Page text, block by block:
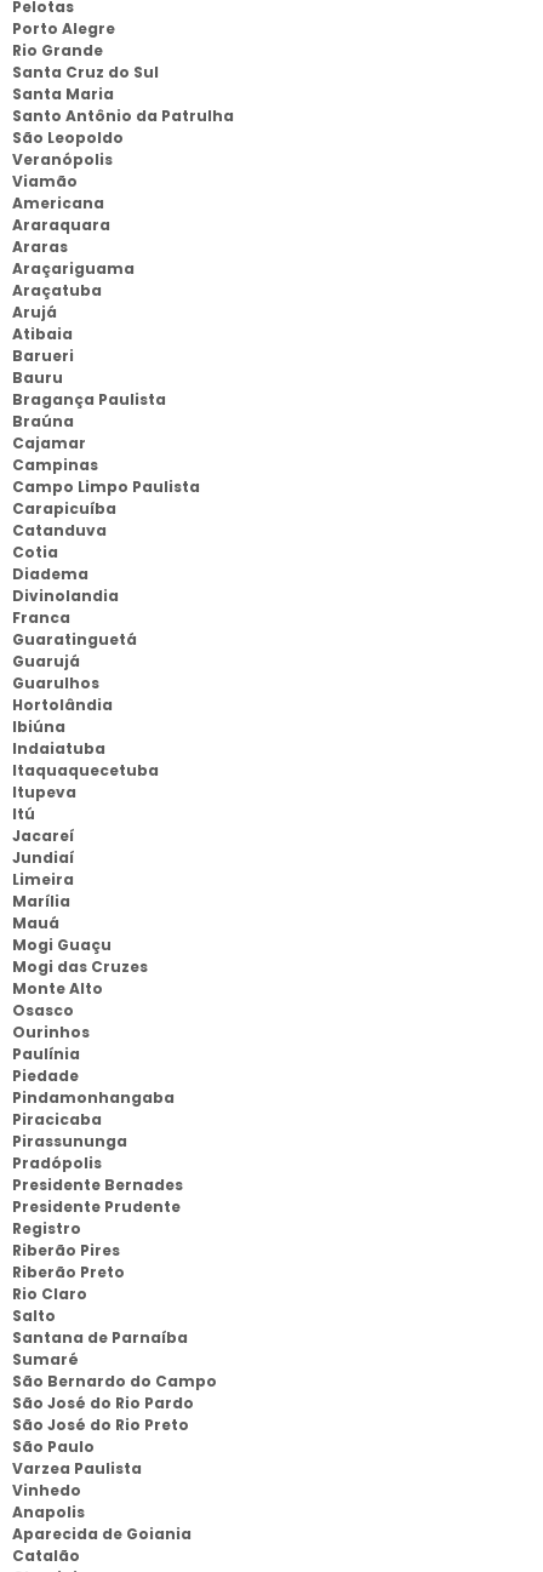
Pelotas
Porto Alegre
Rio Grande
Santa Cruz do Sul
Santa Maria
Santo Antônio da Patrulha
São Leopoldo
Veranópolis
Viamão
Americana
Araraquara
Araras
Araçariguama
Araçatuba
Arujá
Atibaia
Barueri
Bauru
Bragança Paulista
Braúna
Cajamar
Campinas
Campo Limpo Paulista
Carapicuíba
Catanduva
Cotia
Diadema
Divinolandia
Franca
Guaratinguetá
Guarujá
Guarulhos
Hortolândia
Ibiúna
Indaiatuba
Itaquaquecetuba
Itupeva
Itú
Jacareí
Jundiaí
Limeira
Marília
Mauá
Mogi Guaçu
Mogi das Cruzes
Monte Alto
Osasco
Ourinhos
Paulínia
Piedade
Pindamonhangaba
Piracicaba
Pirassununga
Pradópolis
Presidente Bernades
Presidente Prudente
Registro
Riberão Pires
Riberão Preto
Rio Claro
Salto
Santana de Parnaíba
Sumaré
São Bernardo do Campo
São José do Rio Pardo
São José do Rio Preto
São Paulo
Varzea Paulista
Vinhedo
Anapolis
Aparecida de Goiania
Catalão